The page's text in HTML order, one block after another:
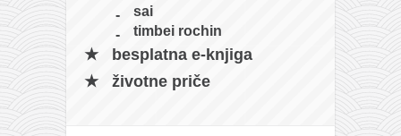
naihanchi
kushanku
passai
sai
timbei rochin
besplatna e-knjiga
životne priče